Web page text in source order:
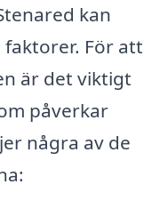
kan
För att
är det viktigt
påverkar
några av de